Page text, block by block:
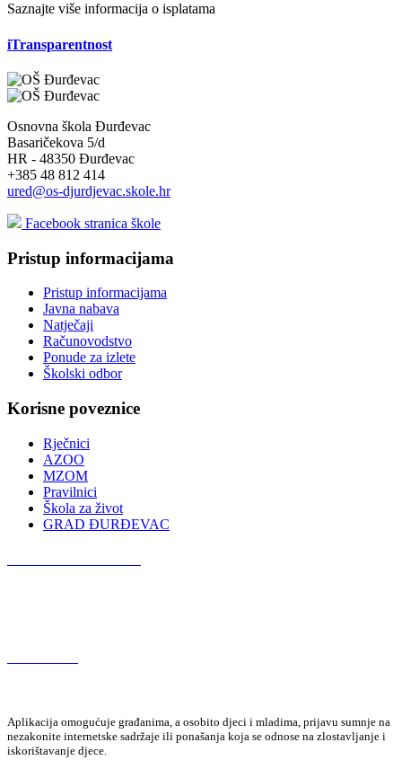
Saznajte više informacija o isplatama
iTransparentnost
Osnovna škola Đurđevac
Basaričekova 5/d
HR - 48350 Đurđevac
+385 48 812 414
ured@os-djurdjevac.skole.hr
Facebook stranica škole
Pristup informacijama
Pristup informacijama
Javna nabava
Natječaji
Računovodstvo
Ponude za izlete
Školski odbor
Korisne poveznice
Rječnici
AZOO
MZOM
Pravilnici
Škola za život
GRAD ĐURĐEVAC
Aplikacija omogućuje građanima, a osobito djeci i mladima, prijavu sumnje na
nezakonite internetske sadržaje ili ponašanja koja se odnose na zlostavljanje i
iskorištavanje djece.